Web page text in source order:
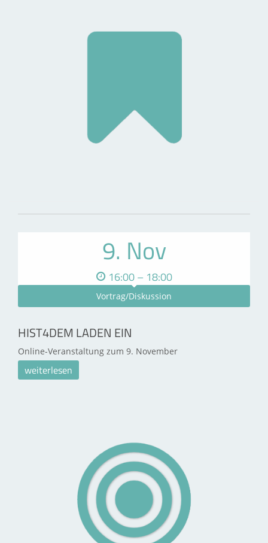
9. Nov
16:00 – 18:00
Vortrag/Diskussion
HIST4DEM LADEN EIN
Online-Veranstaltung zum 9. November
weiterlesen